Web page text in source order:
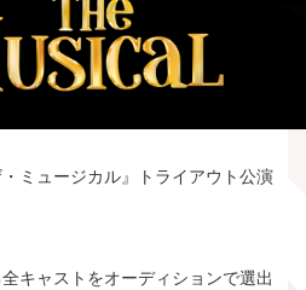
ミュージカル』トライアウト公演
キャストをオーディションで選出